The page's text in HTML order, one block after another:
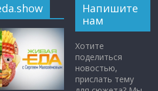
Напишите
нам
Хотите
поделиться
новостью,
прислать тему